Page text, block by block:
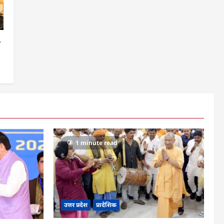
1 minute read
उत्तर प्रदेश प्रादेशिक